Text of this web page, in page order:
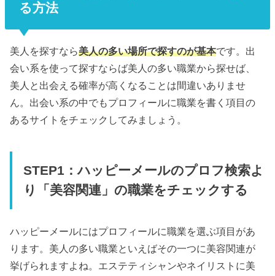
る方法
美人を探すなら美人の多い場所で探すのが基本です。出
会い系を使って探すならば美人の多い職業から探せば、
美人と出会える確率が高くなることは間違いありませ
ん。出会い系の中でもプロフィールに職業を書く項目の
あるサイトをチェックしてみましょう。
STEP1：ハッピーメールのプロフ検索よ
り「美容関連」の職業をチェックする
ハッピーメールにはプロフィールに職業を選ぶ項目があ
ります。美人の多い職業といえばその一つに美容関連が
挙げられますよね。エステティシャンやネイリストに美